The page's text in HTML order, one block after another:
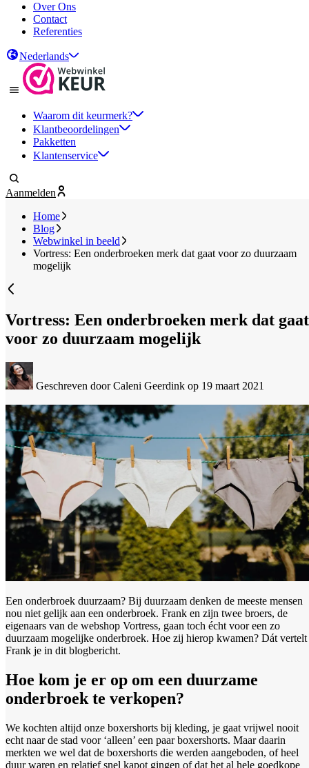
Over Ons
Contact
Referenties
Nederlands
Waarom dit keurmerk?
Klantbeoordelingen
Pakketten
Klantenservice
Aanmelden
Home
Blog
Webwinkel in beeld
Vortress: Een onderbroeken merk dat gaat voor zo duurzaam
mogelijk
Vortress: Een onderbroeken merk dat gaat
voor zo duurzaam mogelijk
Geschreven door Caleni Geerdink op 19 maart 2021
Een onderbroek duurzaam? Bij duurzaam denken de meeste mensen
nou niet gelijk aan een onderbroek. Frank en zijn twee broers, de
eigenaars van de webshop Vortress, gaan toch écht voor een zo
duurzaam mogelijke onderbroek. Hoe zij hierop kwamen? Dát vertelt
Frank je in dit blogbericht.
Hoe kom je er op om een duurzame
onderbroek te verkopen?
We kochten altijd onze boxershorts bij kleding, je gaat vrijwel nooit
echt naar de stad voor ‘alleen’ een paar boxershorts. Maar daarin
merkten we wel dat de boxershorts die werden aangeboden, of heel
duur waren en relatief snel kapot gingen of dat het al hele goedkope